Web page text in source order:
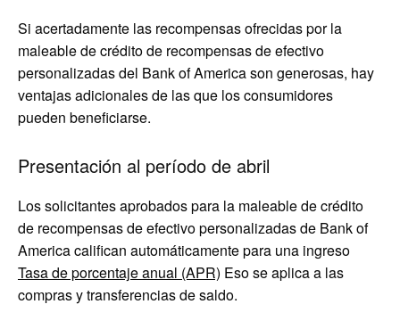
Si acertadamente las recompensas ofrecidas por la
maleable de crédito de recompensas de efectivo
personalizadas del Bank of America son generosas, hay
ventajas adicionales de las que los consumidores
pueden beneficiarse.
Presentación al período de abril
Los solicitantes aprobados para la maleable de crédito
de recompensas de efectivo personalizadas de Bank of
America califican automáticamente para una ingreso
Tasa de porcentaje anual (APR) Eso se aplica a las
compras y transferencias de saldo.